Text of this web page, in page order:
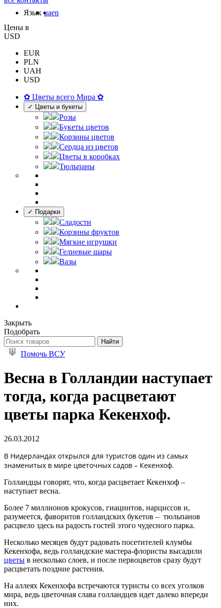
Язык uaen
Цены в
USD
EUR
PLN
UAH
USD
✿ Цветы всего Мира ✿
✓ Цветы и букеты
Розы
Букеты цветов
Корзины цветов
Сердца из цветов
Цветы в коробках
Тюльпаны
✓ Подарки
Сладости
Корзины фруктов
Мягкие игрушки
Гелиевые шары
Вазы
Закрыть
Подобрать
Помочь ВСУ
Весна в Голландии наступает
тогда, когда расцветают
цветы парка Кекенхоф.
26.03.2012
В Нидерландах открылся для туристов один из самых
знаменитых в мире цветочных садов – Кекенхоф.
Голландцы говорят, что, когда расцветает Кекенхоф –
наступает весна.
Более 7 миллионов крокусов, гиацинтов, нарциссов и,
разумеется, фаворитов голландских букетов – тюльпанов
расцвело здесь на радость гостей этого чудесного парка.
Несколько месяцев будут радовать посетителей клумбы
Кекенхофа, ведь голландские мастера-флористы высадили
цветы в несколько слоев, и после первоцветов сразу будут
расцветать поздние растения.
На аллеях Кекенхофа встречаются туристы со всех уголков
мира, ведь цветочная слава голландцев идет далеко впереди
них.